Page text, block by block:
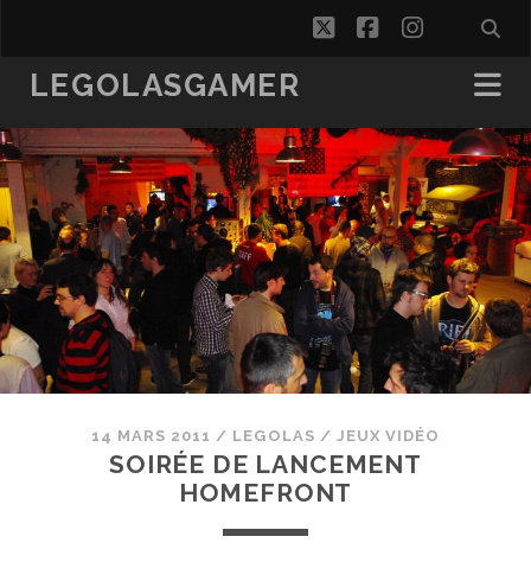
twitterfacebook
LEGOLASGAMER
14 MARS 2011 / LEGOLAS / JEUX VIDÉO
SOIRÉE DE LANCEMENT
HOMEFRONT